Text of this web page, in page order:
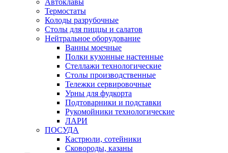
Термостаты
Колоды разрубочные
Столы для пиццы и салатов
Нейтральное оборудование
Ванны моечные
Полки кухонные настенные
Стеллажи технологические
Столы производственные
Тележки сервировочные
Урны для фудкорта
Подтоварники и подставки
Рукомойники технологические
ЛАРИ
ПОСУДА
Кастрюли, сотейники
Сковороды, казаны